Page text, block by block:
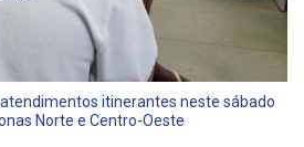
itinerantes neste sábado
Norte e Centro-Oeste